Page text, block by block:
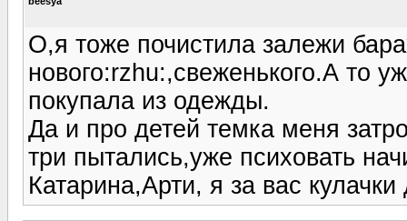
О,я тоже почистила залежи
нового:rzhu:,свеженького.А то
покупала из одежды.
Да и про детей темка меня
три пытались,уже психовать
Катарина,Арти, я за вас